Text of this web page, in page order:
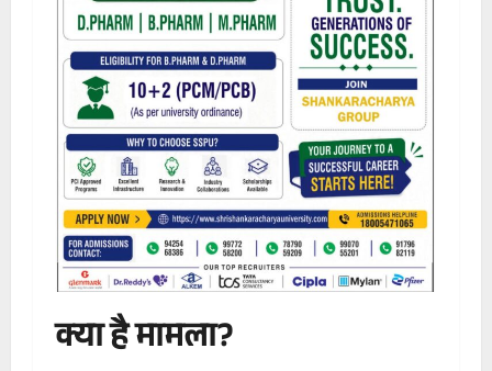
क्या है मामला?